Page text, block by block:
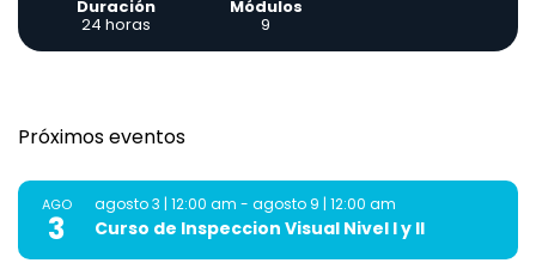
Duración
24 horas
Módulos
9
Próximos eventos
AGO
3
agosto 3 | 12:00 am - agosto 9 | 12:00 am
Curso de Inspeccion Visual Nivel I y II